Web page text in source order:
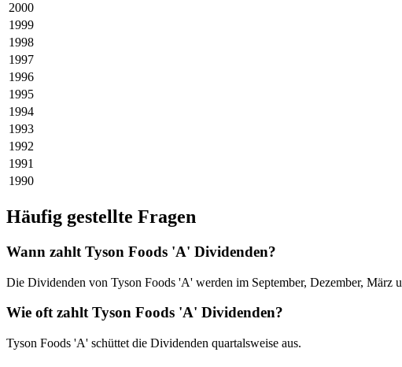
2000
1999
1998
1997
1996
1995
1994
1993
1992
1991
1990
Häufig gestellte Fragen
Wann zahlt Tyson Foods 'A' Dividenden?
Die Dividenden von Tyson Foods 'A' werden im September, Dezember, März
Wie oft zahlt Tyson Foods 'A' Dividenden?
Tyson Foods 'A' schüttet die Dividenden quartalsweise aus.